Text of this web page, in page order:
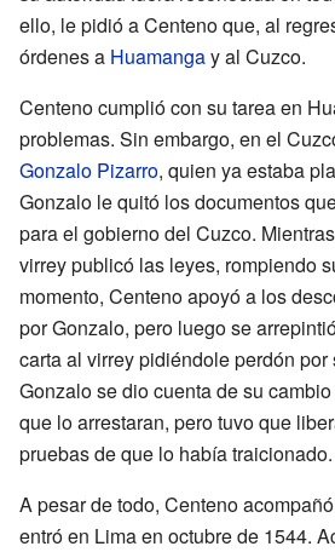
ello, le pidió a Centeno que, al
órdenes a Huamangay al Cuzco.
Centeno cumplió con su tarea en
problemas. Sin embargo, en el
Gonzalo Pizarro, quien ya estaba
Gonzalo le quitó los documentos
para el gobierno del Cuzco.
virrey publicó las leyes, rompiendo
momento, Centeno apoyó a los
por Gonzalo, pero luego se
carta al virrey pidiéndole perdón por
Gonzalo se dio cuenta de su
que lo arrestaran, pero tuvo que
pruebas de que lo había traicionado.
A pesar de todo, Centeno
entró en Lima en octubre de 1544.